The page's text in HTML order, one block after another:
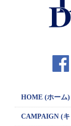
HOME (ホーム)
CAMPAIGN (